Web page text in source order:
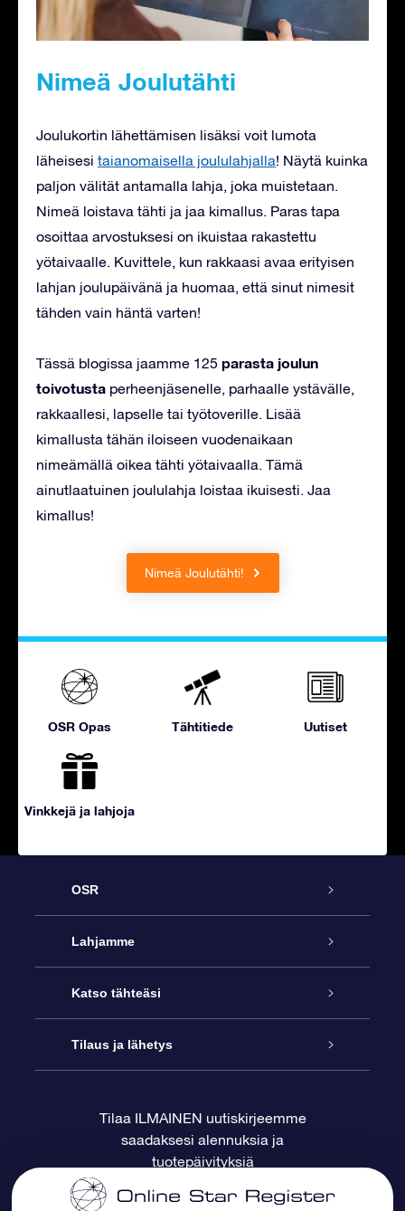
Nimeä Joulutähti
Joulukortin lähettämisen lisäksi voit lumota
läheisesi taianomaisella joululahjalla! Näytä kuinka
paljon välität antamalla lahja, joka muistetaan.
Nimeä loistava tähti ja jaa kimallus. Paras tapa
osoittaa arvostuksesi on ikuistaa rakastettu
yötaivaalle. Kuvittele, kun rakkaasi avaa erityisen
lahjan joulupäivänä ja huomaa, että sinut nimesit
tähden vain häntä varten!
Tässä blogissa jaamme 125 parasta joulun
toivotusta perheenjäsenelle, parhaalle ystävälle,
rakkaallesi, lapselle tai työtoverille. Lisää
kimallusta tähän iloiseen vuodenaikaan
nimeämällä oikea tähti yötaivaalla. Tämä
ainutlaatuinen joululahja loistaa ikuisesti. Jaa
kimallus!
Nimeä Joulutähti!
OSR Opas Tähtitiede Uutiset
Vinkkejä ja lahjoja
OSR
Palvelu
Ota meihin yhteyttä
Blogi
Arvostelut
Lahjamme
Online Star -lahja
OSR-lahjapakkaus
OSR-lahjakortti
Yrityslahjat
Katso tähteäsi
Star Register
Henkilökohtainen Tähtisivu
One Million Stars
Tilaus ja lähetys
Maksutiedot
Toimitustiedot
Tilaa ILMAINEN uutiskirjeemme
saadaksesi alennuksia ja
tuotepäivityksiä